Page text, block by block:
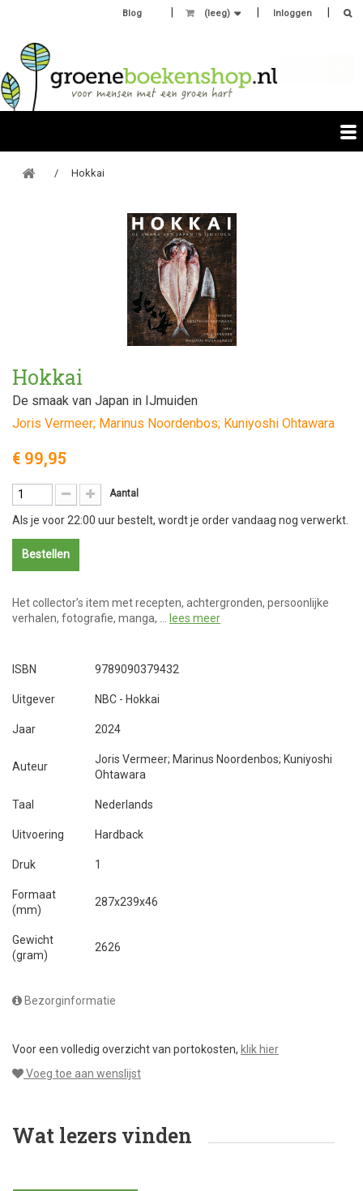
Inloggen
(leeg)
Blog
Hokkai
Hokkai
De smaak van Japan in IJmuiden
Joris Vermeer; Marinus Noordenbos; Kuniyoshi Ohtawara
€ 99,95
Aantal
Als je voor 22:00 uur bestelt, wordt je order vandaag nog verwerkt.
Bestellen
Het collector’s item met recepten, achtergronden, persoonlijke
verhalen, fotografie, manga, … lees meer
ISBN 9789090379432
Uitgever NBC - Hokkai
Jaar 2024
Auteur
Joris Vermeer; Marinus Noordenbos; Kuniyoshi
Ohtawara
Taal Nederlands
Uitvoering Hardback
Druk 1
Formaat
(mm)
287x239x46
Gewicht
(gram)
2626
Bezorginformatie
Voor een volledig overzicht van portokosten, klik hier
Voeg toe aan wenslijst
Wat lezers vinden